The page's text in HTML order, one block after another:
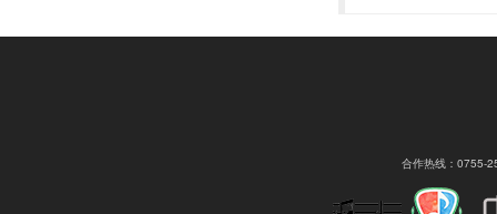
合作热线：0755-